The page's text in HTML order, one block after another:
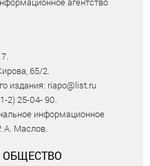
65/2.
издания: riapo@list.ru
2) 25-04- 90.
информационное
А. Маслов.
ОБЩЕСТВО